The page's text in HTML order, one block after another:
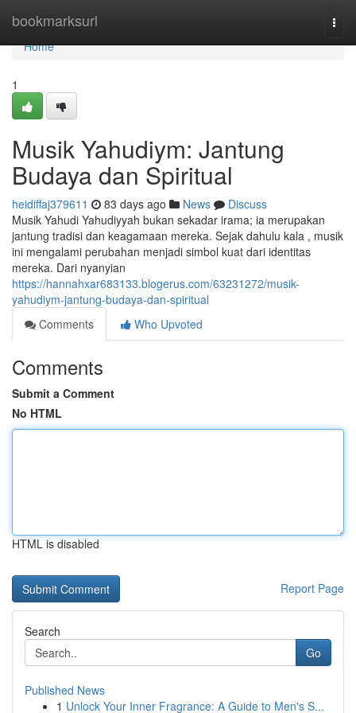
bookmarksurl
Home
Home
1
Musik Yahudiym: Jantung
Budaya dan Spiritual
heidiffaj379611 83 days ago News
Discuss
Musik Yahudi Yahudiyyah bukan sekadar irama; ia merupakan
jantung tradisi dan keagamaan mereka. Sejak dahulu kala , musik
ini mengalami perubahan menjadi simbol kuat dari identitas
mereka. Dari nyanyian
https://hannahxar683133.blogerus.com/63231272/musik-
yahudiym-jantung-budaya-dan-spiritual
Comments
Who Upvoted
Comments
Submit a Comment
No HTML
HTML is disabled
Report Page
Search
Go
Published News
1 Unlock Your Inner Fragrance: A Guide to Men's S...